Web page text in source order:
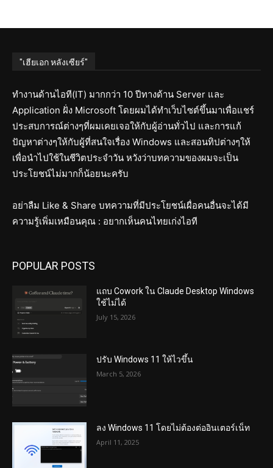
"เฮียเอก หลังเซียร์"
ทำงานด้านไอที(IT) มากกว่า 10 ปีทางด้าน Server และ
Application ฝั่ง Microsoft โดยผมได้ทำเว็บไซต์ขึ้นมาเพื่อแชร์
ประสบการณ์ต่างๆที่ผมเคยเจอให้กับผู้อ่านทั่วไป และการแก้
ปัญหาต่างๆให้กับผู้ที่สนใจเรื่อง Windows และสอนทิปต่างๆให้
เพื่อนำไปใช้ในชีวิตประจำวัน หวังว่าบทความของผมจะเป็น
ประโยชน์ไม่มากก็น้อยนะครับ
อย่าลืม Like & Share บทความที่มีประโยชน์เผื่อคนอื่นจะได้มี
ความรู้เพิ่มเหมือนคุณ : อยากเห็นคนไทยเก่งไอที
POPULAR POSTS
แถบ Cowork ใน Claude Desktop Windows
ใช้ไม่ได้
July 15, 2026
ปรับ Windows 11 ให้ไวขึ้น
March 5, 2026
ลง Windows 11 โดยไม่ต้องต่ออินเตอร์เน็ท
April 11, 2025